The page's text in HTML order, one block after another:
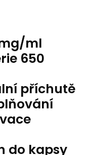
ml
650
příchutě
do kapsy